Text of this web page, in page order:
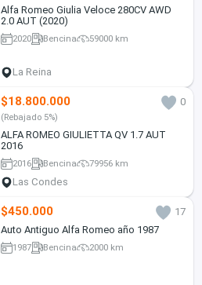
Alfa Romeo Giulia Veloce 280CV AWD
2.0 AUT (2020)
2020 Bencina 59000 km
La Reina
$18.800.000 0
(Rebajado 5%)
ALFA ROMEO GIULIETTA QV 1.7 AUT
2016
2016 Bencina 79956 km
Las Condes
$450.000
17
Auto Antiguo Alfa Romeo año 1987
1987 Bencina 2000 km